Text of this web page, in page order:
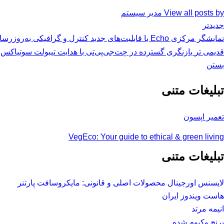
View all posts by مدیر سیستم
جدیدتر
نمایشگر مرکزی Echo با قابلیت‌های جدید کنترل و گرافیکی به‌روزرسانی شد
قدیمی تر بازنگری گسترده در چت‌جی‌پی‌تی با هدایت تیبولت سوتیاکس
بستن
تبلیغات متنی
تعمیر اپسون
VegEco: Your guide to ethical & green living
تبلیغات متنی
لایسنس اورجینال محصولات اصلی و قانونی: مایکروسافت پارتنر
هاست ویندوز ایران
انیمه مرتد
برنج وکیوم شده